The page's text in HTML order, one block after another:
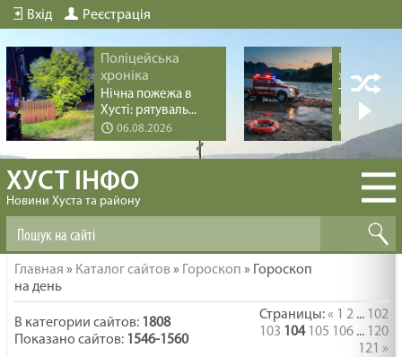
Вхід Реєстрація
Поліцейська
хроніка
Нічна пожежа в
Хусті: рятуваль...
06.08.2026
хроніка
Трагедія
купання
ХУСТ ІНФО
Новини Хуста та району
Главная » Каталог сайтов» Гороскоп » Гороскоп
на день
В категории сайтов: 1808
Показано сайтов: 1546-1560
Страницы:« 1 2 ... 102
103 104 105 106 ... 120
121 »